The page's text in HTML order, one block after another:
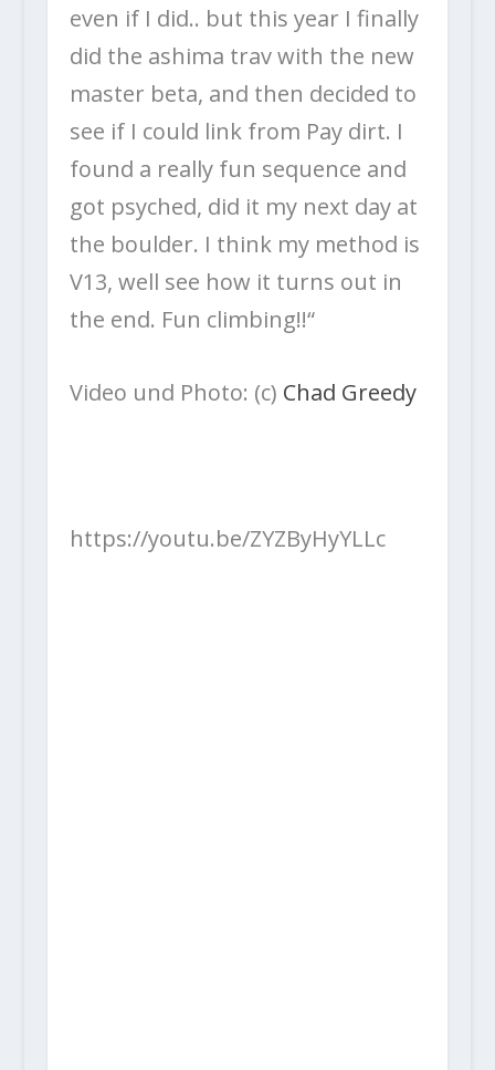
even if I did.. but this year I finally
did the ashima trav with the new
master beta, and then decided to
see if I could link from Pay dirt. I
found a really fun sequence and
got psyched, did it my next day at
the boulder. I think my method is
V13, well see how it turns out in
the end. Fun climbing!!“
Video und Photo: (c) Chad Greedy
https://youtu.be/ZYZByHyYLLc